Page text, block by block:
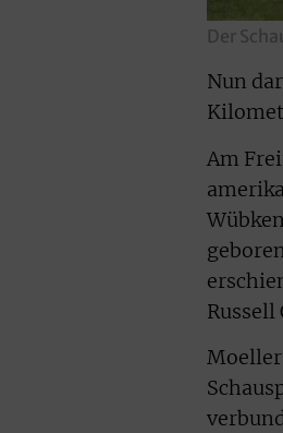
Der
Nun
Am
Russell
Moeller